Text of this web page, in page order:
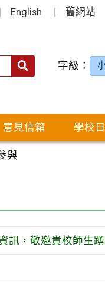
English 舊網站
字級：
意見信箱 學校
與
訊，敬邀貴校師生